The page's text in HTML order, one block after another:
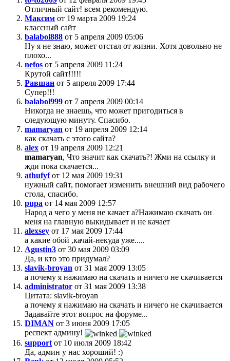
Отличный сайт! всем рекомендую.
Максим от 19 марта 2009 19:24
классный сайт
balabol888 от 5 апреля 2009 05:06
Ну я не знаю, может отстал от жизни. Хотя довольно не
плохо...
nefos от 5 апреля 2009 11:24
Крутой сайт!!!!!
Равшан от 5 апреля 2009 17:44
Супер!!!
balabol999 от 7 апреля 2009 00:14
Никогда не знаешь, что может пригодиться в
следующую минуту. Спасибо.
mamaryan от 19 апреля 2009 12:14
как скачать с этого сайта?
alex от 19 апреля 2009 12:21
mamaryan, Что значит как скачать?! Жми на ссылку и
жди пока скачается...
athufyf от 12 мая 2009 19:31
нужный сайт, помогает изменить внешний вид рабочего
стола, спасибо.
pupa от 14 мая 2009 12:57
Народ а чего у меня не качает а?Нажимаю скачать он
меня на главную выкидывает и не качает
alexsey от 17 мая 2009 17:44
а какие обой ,качай-некуда уже.....
Agustin3 от 30 мая 2009 03:09
Да, и кто это придумал?
slavik-broyan от 31 мая 2009 13:05
а почему я нажимаю на скачать и ничего не скачивается
administrator от 31 мая 2009 13:38
Цитата: slavik-broyan
а почему я нажимаю на скачать и ничего не скачивается
Задавайте этот вопрос на форуме...
DIMAN от 3 июня 2009 17:05
респект админу!
support от 10 июля 2009 18:42
Да, админ у нас хороший! :)